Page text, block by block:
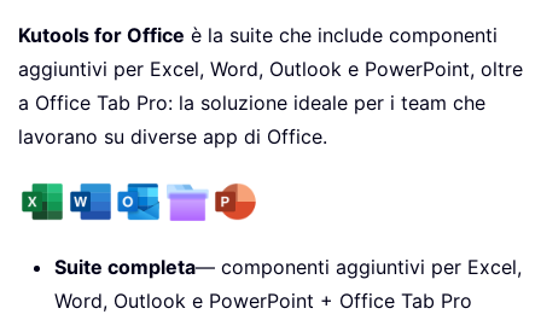
Kutools for Office è la suite che include componenti
aggiuntivi per Excel, Word, Outlook e PowerPoint, oltre
a Office Tab Pro: la soluzione ideale per i team che
lavorano su diverse app di Office.
Suite completa— componenti aggiuntivi per Excel,
Word, Outlook e PowerPoint + Office Tab Pro